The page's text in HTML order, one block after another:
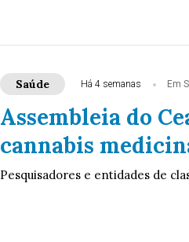
Saúde Há 4 semanas Em
Assembleia do
cannabis
Pesquisadores e entidades de